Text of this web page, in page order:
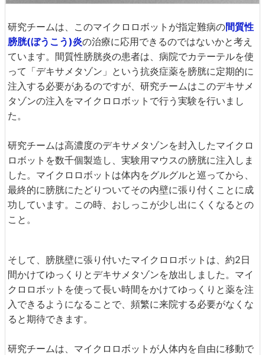
研究チームは、このマイクロロボットが指定難病の間質性
膀胱(ぼうこう)炎の治療に応用できるのではないかと考え
ています。間質性膀胱炎の患者は、病院でカテーテルを使
って「デキサメタゾン」という抗炎症薬を膀胱に定期的に
注入する必要があるのですが、研究チームはこのデキサメ
タゾンの注入をマイクロロボットで行う実験を行いまし
た。
研究チームは高濃度のデキサメタゾンを封入したマイクロ
ロボットを数千個製造し、実験用マウスの膀胱に注入しま
した。マイクロロボットは体内をグルグルと巡ってから、
最終的に膀胱にたどりついてその内壁に張り付くことに成
功しています。この時、おしっこが少し出にくくなるとの
こと。
そして、膀胱壁に張り付いたマイクロロボットは、約2日
間かけてゆっくりとデキサメタゾンを放出しました。マイ
クロロボットを使って長い時間をかけてゆっくりと薬を注
入できるようになることで、頻繁に来院する必要がなくな
ると期待できます。
研究チームは、マイクロロボットが人体内を自由に移動で